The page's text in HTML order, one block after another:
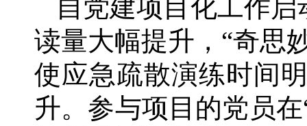
自党建项目化工作
读量大幅提升，“奇思
使应急疏散演练时间
升。参与项目的党员